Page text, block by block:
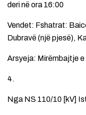
deri në ora 16:00
Vendet: Fshatrat:
Dubravë (një pjesë),
Arsyeja: Mirëmbajtje
4.
Nga NS 110/10 [kV]